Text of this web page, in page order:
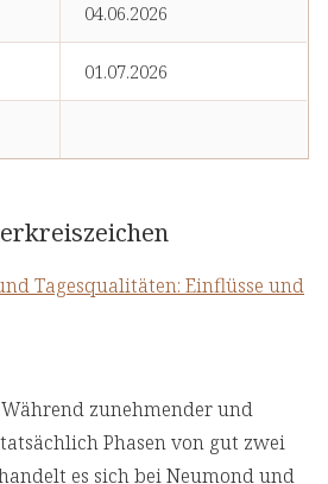
04.06.2026
01.07.2026
Tagesqualitäten: Einflüsse und
Während zunehmender und
Phasen von gut zwei
es sich bei Neumond und